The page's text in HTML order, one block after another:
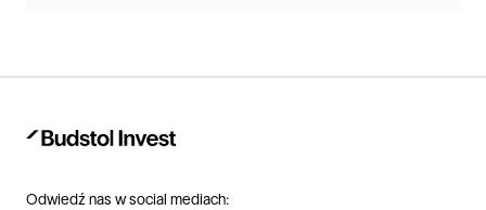
Odwiedź nas w social mediach: